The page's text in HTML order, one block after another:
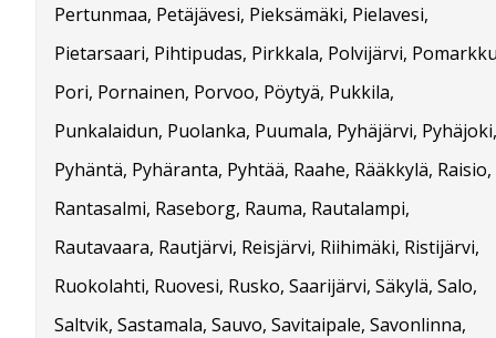
Pertunmaa, Petäjävesi, Pieksämäki, Pielavesi,
Pietarsaari, Pihtipudas, Pirkkala, Polvijärvi,
Pori, Pornainen, Porvoo, Pöytyä, Pukkila,
Punkalaidun, Puolanka, Puumala, Pyhäjärvi, Pyhäjoki,
Pyhäntä, Pyhäranta, Pyhtää, Raahe, Rääkkylä, Raisio,
Rantasalmi, Raseborg, Rauma, Rautalampi,
Rautavaara, Rautjärvi, Reisjärvi, Riihimäki, Ristijärvi,
Ruokolahti, Ruovesi, Rusko, Saarijärvi, Säkylä, Salo,
Saltvik, Sastamala, Sauvo, Savitaipale, Savonlinna,